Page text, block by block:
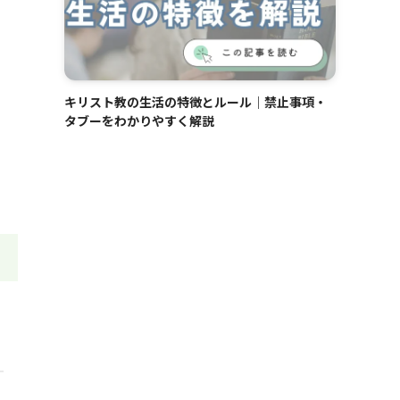
キリスト教の生活の特徴とルール｜禁止事項・
タブーをわかりやすく解説